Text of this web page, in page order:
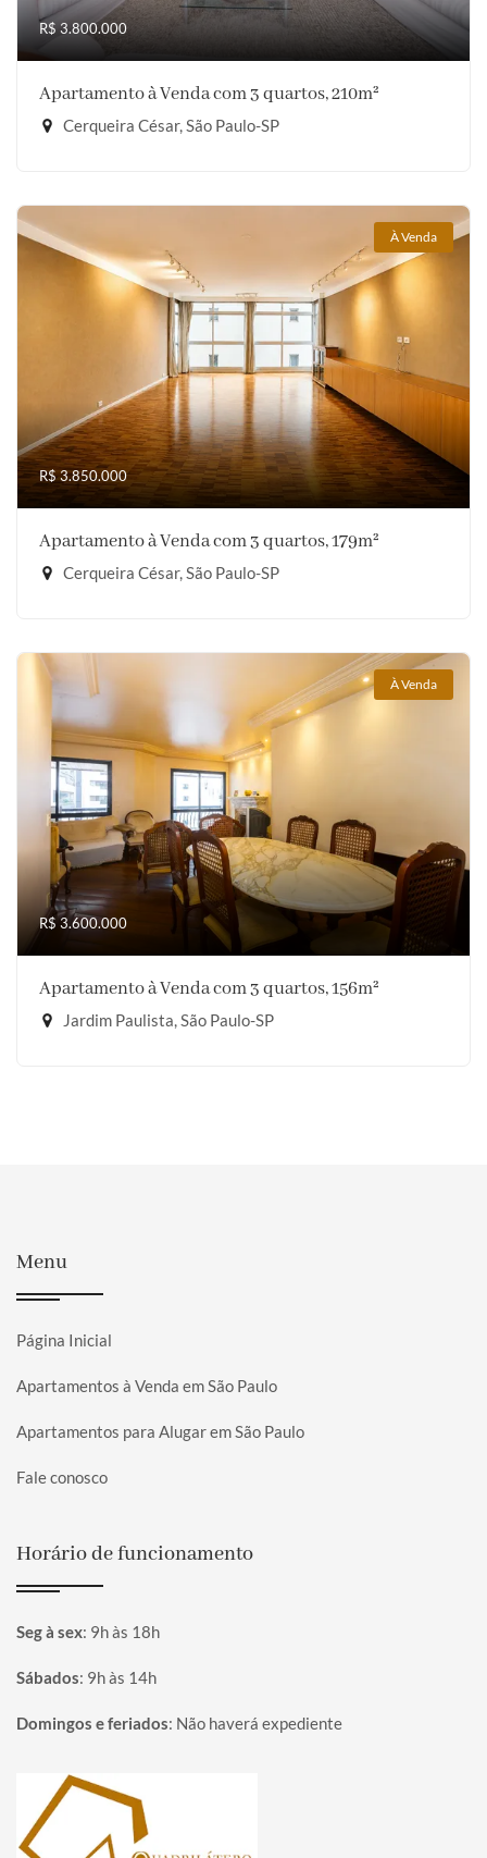
R$ 3.800.000
Apartamento à Venda com 3 quartos, 210m²
Cerqueira César, São Paulo-SP
À Venda
R$ 3.850.000
Apartamento à Venda com 3 quartos, 179m²
Cerqueira César, São Paulo-SP
À Venda
R$ 3.600.000
Apartamento à Venda com 3 quartos, 156m²
Jardim Paulista, São Paulo-SP
Menu
Página Inicial
Apartamentos à Venda em São Paulo
Apartamentos para Alugar em São Paulo
Fale conosco
Horário de funcionamento
Seg à sex: 9h às 18h
Sábados: 9h às 14h
Domingos e feriados: Não haverá expediente
Página inicial